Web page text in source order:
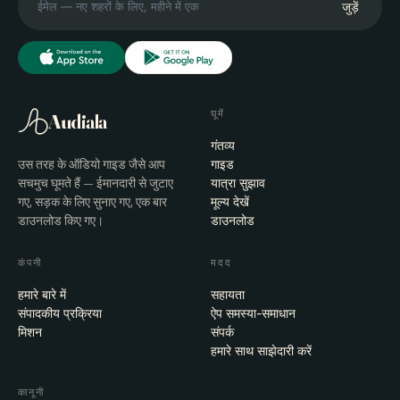
जुड़ें
Audiala
उस तरह के ऑडियो गाइड जैसे आप
सचमुच घूमते हैं — ईमानदारी से जुटाए
गए, सड़क के लिए सुनाए गए, एक बार
डाउनलोड किए गए।
घूमें
गंतव्य
गाइड
यात्रा सुझाव
मूल्य देखें
डाउनलोड
कंपनी
हमारे बारे में
संपादकीय प्रक्रिया
मिशन
मदद
सहायता
ऐप समस्या-समाधान
संपर्क
हमारे साथ साझेदारी करें
कानूनी